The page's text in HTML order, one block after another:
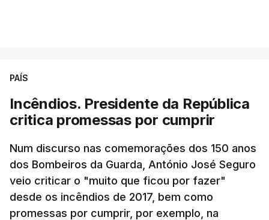
PAÍS
Incêndios. Presidente da República
critica promessas por cumprir
Num discurso nas comemorações dos 150 anos
dos Bombeiros da Guarda, António José Seguro
veio criticar o "muito que ficou por fazer"
desde os incêndios de 2017, bem como
promessas por cumprir, por exemplo, na